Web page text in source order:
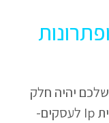
יהיה חלק
מההתפתחות הטכנולוגית של מרכזיית Ip לעסקים-